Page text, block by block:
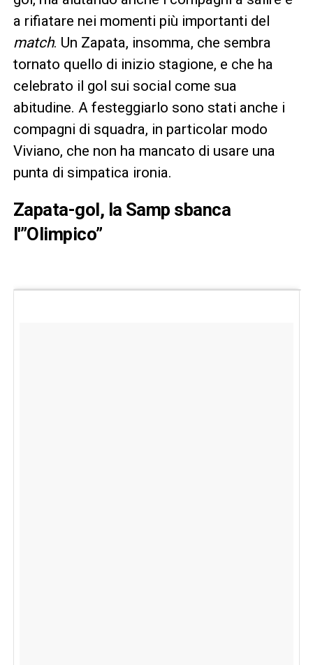
a rifiatare nei momenti più importanti del
match. Un Zapata, insomma, che sembra
tornato quello di inizio stagione, e che ha
celebrato il gol sui social come sua
abitudine. A festeggiarlo sono stati anche i
compagni di squadra, in particolar modo
Viviano, che non ha mancato di usare una
punta di simpatica ironia.
Zapata-gol, la Samp sbanca
l'”Olimpico”